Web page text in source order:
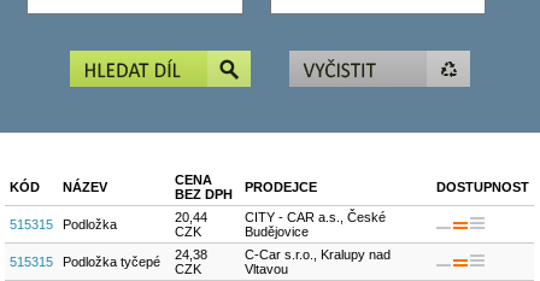
KÓD NÁZEV
CENA
BEZ DPH
PRODEJCE DOSTUPNOST
515315 Podložka
20,44
CZK
CITY - CAR a.s., České
Budějovice
515315 Podložka tyčepé
24,38
CZK
C-Car s.r.o., Kralupy nad
Vltavou